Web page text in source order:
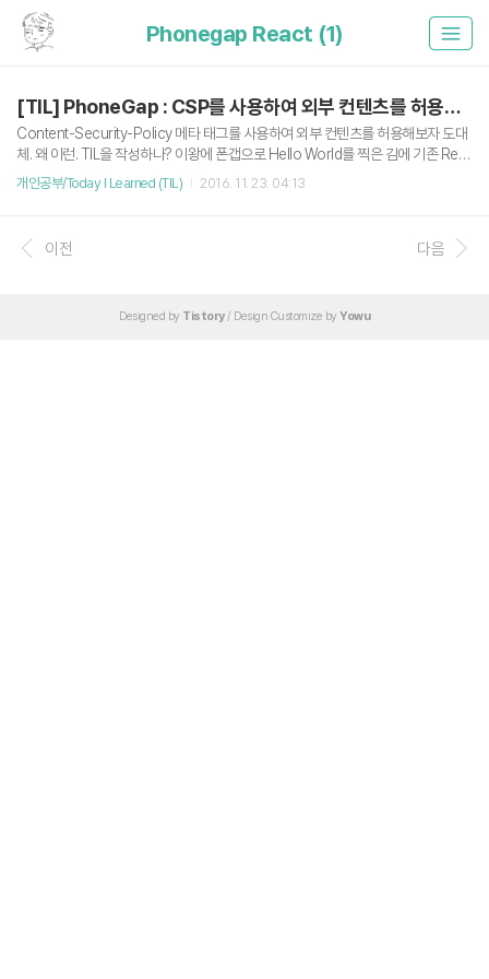
Phonegap React (1)
[TIL] PhoneGap : CSP를 사용하여 외부 컨텐츠를 허용해보자
Content-Security-Policy 메타 태그를 사용하여 외부 컨텐츠를 허용해보자 도대
체. 왜 이런. TIL을 작성하나? 이왕에 폰갭으로 Hello World를 찍은 김에 기존 Rea
ct Project 중 하나를 폰갭으로 이식해보자! 라는 원대한 꿈을 가짐. 이식해보려는
프로젝트는 Serverless Architecture를 준비하면서 만들었던 Pure React Web
요한 데이터 작업은 API 콜을 사용함) 해당 React 프로젝트를 npm run build 후 나
온 html과 css, js 파일을 폰갭 프로젝트의 www에 집어넣고 phonegap serve !!
개인공부/Today I Learned (TIL) 2016. 11. 23. 04:13
이전 다음
Designed by Tistory/ Design Customize by Yowu